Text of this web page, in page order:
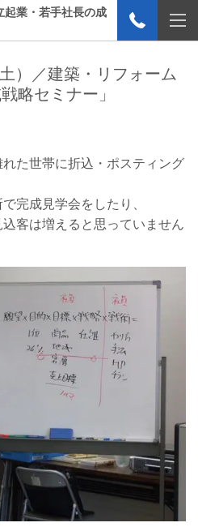
起業・若手社長の成
）／建築・リフォーム
略セミナー」
た世帯に折込・ポスティング
完成見学会をしたり、
客は増えると思っていません